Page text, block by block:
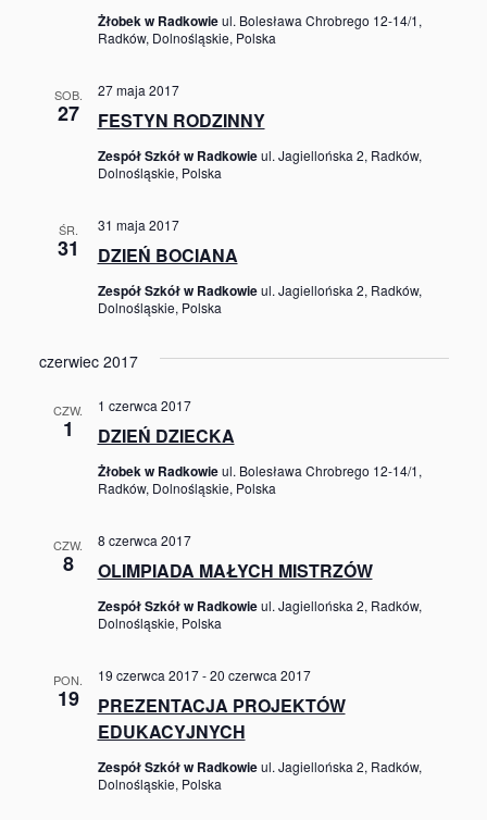
Żłobek w Radkowieul. Bolesława Chrobrego 12-14/1,
Radków, Dolnośląskie, Polska
SOB.
27 FESTYN RODZINNY
27 maja 2017
Zespół Szkół w Radkowieul. Jagiellońska 2, Radków,
Dolnośląskie, Polska
ŚR.
31 DZIEŃ BOCIANA
31 maja 2017
Zespół Szkół w Radkowieul. Jagiellońska 2, Radków,
Dolnośląskie, Polska
czerwiec 2017
CZW.
1 DZIEŃ DZIECKA
1 czerwca 2017
Żłobek w Radkowieul. Bolesława Chrobrego 12-14/1,
Radków, Dolnośląskie, Polska
CZW.
8 OLIMPIADA MAŁYCH MISTRZÓW
8 czerwca 2017
Zespół Szkół w Radkowieul. Jagiellońska 2, Radków,
Dolnośląskie, Polska
PON.
19
PREZENTACJA PROJEKTÓW
EDUKACYJNYCH
19 czerwca 2017-20 czerwca 2017
Zespół Szkół w Radkowieul. Jagiellońska 2, Radków,
Dolnośląskie, Polska